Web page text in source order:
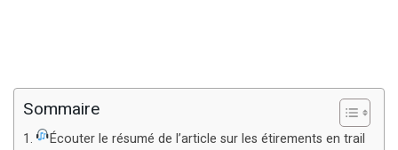
Sommaire
Écouter le résumé de l’article sur les étirements en trail